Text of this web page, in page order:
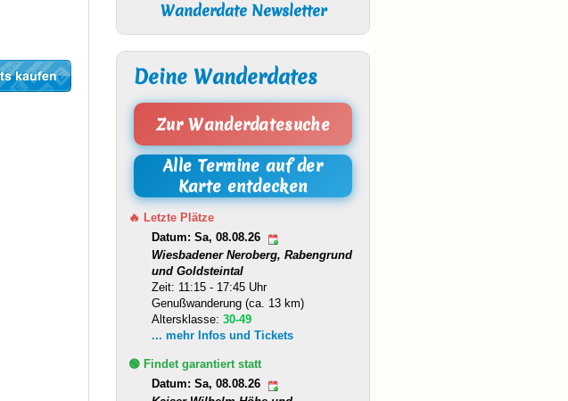
Wanderdate Newsletter
Deine Wanderdates
Zur Wanderdatesuche
Alle Termine auf der
Karte entdecken
🔥 Letzte Plätze
Datum: Sa, 08.08.26
Wiesbadener Neroberg, Rabengrund
und Goldsteintal
Zeit: 11:15 - 17:45 Uhr
Genußwanderung (ca. 13 km)
Altersklasse:30-49
... mehr Infos und Tickets
🟢 Findet garantiert statt
Datum: Sa, 08.08.26